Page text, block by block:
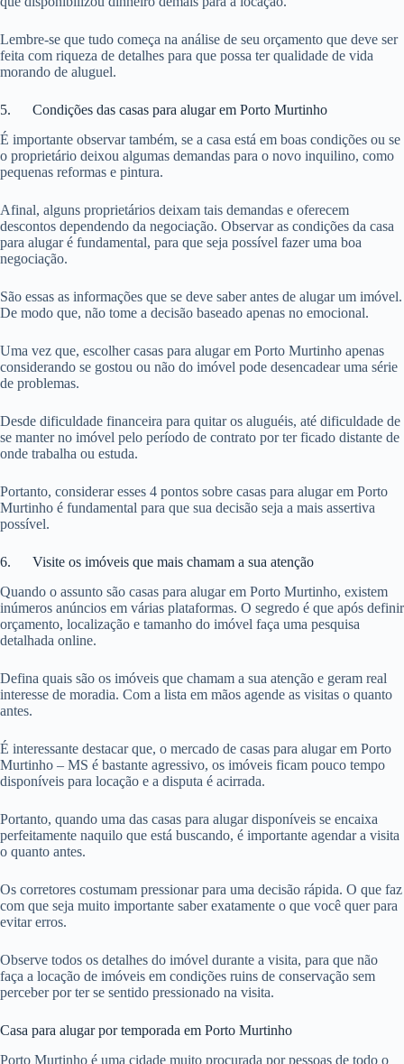
Lembre-se que tudo começa na análise de seu orçamento que deve ser
feita com riqueza de detalhes para que possa ter qualidade de vida
morando de aluguel.
5. Condições das casas para alugar em Porto Murtinho
É importante observar também, se a casa está em boas condições ou se
o proprietário deixou algumas demandas para o novo inquilino, como
pequenas reformas e pintura.
Afinal, alguns proprietários deixam tais demandas e oferecem
descontos dependendo da negociação. Observar as condições da casa
para alugar é fundamental, para que seja possível fazer uma boa
negociação.
São essas as informações que se deve saber antes de alugar um imóvel.
De modo que, não tome a decisão baseado apenas no emocional.
Uma vez que, escolher casas para alugar em Porto Murtinho apenas
considerando se gostou ou não do imóvel pode desencadear uma série
de problemas.
Desde dificuldade financeira para quitar os aluguéis, até dificuldade de
se manter no imóvel pelo período de contrato por ter ficado distante de
onde trabalha ou estuda.
Portanto, considerar esses 4 pontos sobre casas para alugar em Porto
Murtinho é fundamental para que sua decisão seja a mais assertiva
possível.
6. Visite os imóveis que mais chamam a sua atenção
Quando o assunto são casas para alugar em Porto Murtinho, existem
inúmeros anúncios em várias plataformas. O segredo é que após definir
orçamento, localização e tamanho do imóvel faça uma pesquisa
detalhada online.
Defina quais são os imóveis que chamam a sua atenção e geram real
interesse de moradia. Com a lista em mãos agende as visitas o quanto
antes.
É interessante destacar que, o mercado de casas para alugar em Porto
Murtinho – MS é bastante agressivo, os imóveis ficam pouco tempo
disponíveis para locação e a disputa é acirrada.
Portanto, quando uma das casas para alugar disponíveis se encaixa
perfeitamente naquilo que está buscando, é importante agendar a visita
o quanto antes.
Os corretores costumam pressionar para uma decisão rápida. O que faz
com que seja muito importante saber exatamente o que você quer para
evitar erros.
Observe todos os detalhes do imóvel durante a visita, para que não
faça a locação de imóveis em condições ruins de conservação sem
perceber por ter se sentido pressionado na visita.
Casa para alugar por temporada em Porto Murtinho
Porto Murtinho é uma cidade muito procurada por pessoas de todo o